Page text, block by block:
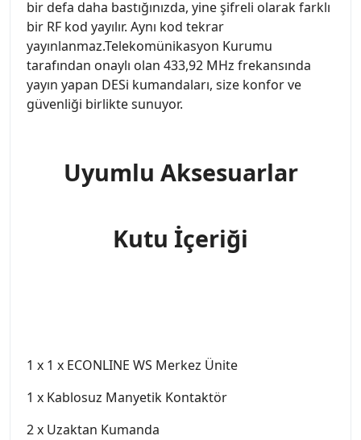
bir defa daha bastığınızda, yine şifreli olarak farklı
bir RF kod yayılır. Aynı kod tekrar
yayınlanmaz.Telekomünikasyon Kurumu
tarafından onaylı olan 433,92 MHz frekansında
yayın yapan DESi kumandaları, size konfor ve
güvenliği birlikte sunuyor.
Uyumlu Aksesuarlar
Kutu İçeriği
1 x 1 x ECONLINE WS Merkez Ünite
1 x Kablosuz Manyetik Kontaktör
2 x Uzaktan Kumanda